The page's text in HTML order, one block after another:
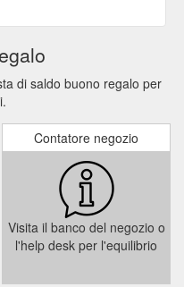
di saldo buono regalo per
Contatore negozio
Visita il banco del negozio o
l'help desk per l'equilibrio